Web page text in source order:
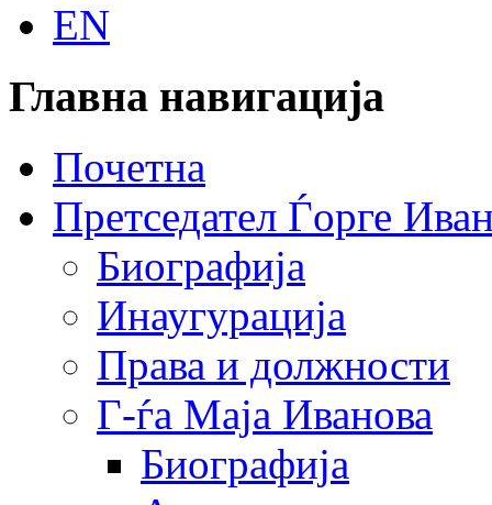
EN
Главна навигација
Почетна
Претседател Ѓорге
Биографија
Инаугурација
Права и должности
Г-ѓа Маја Иванова
Биографија